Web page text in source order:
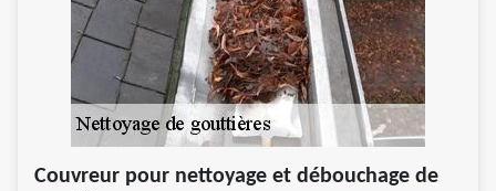
Couvreur pour nettoyage et débouchage de